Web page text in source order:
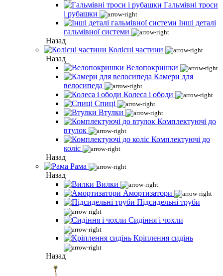
Гальмівні троси
і рубашки
Інші деталі
гальмівної системи
Назад
Колісні частини
Назад
Велопокришки
Камери для
велосипеда
Колеса і ободи
Спиці
Втулки
Комплектуючі до
втулок
Комплектуючі до
коліс
Назад
Рама
Назад
Вилки
Амортизатори
Підсидельні труби
Сидіння і чохли
Кріплення сидінь
Назад